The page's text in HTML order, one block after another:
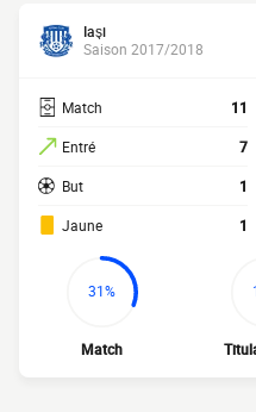
Iaşi
Saison 2017/2018
Match 11
Entré 7
But 1
Jaune 1
31%
Match